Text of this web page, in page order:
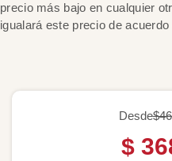
precio más bajo en cualquier
igualará este precio de
Desde
$